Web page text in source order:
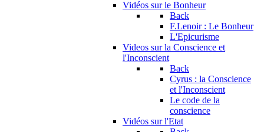
Vidéos sur le Bonheur
Back
F.Lenoir : Le Bonheur
L'Epicurisme
Videos sur la Conscience et
l'Inconscient
Back
Cyrus : la Conscience
et l'Inconscient
Le code de la
conscience
Vidéos sur l'Etat